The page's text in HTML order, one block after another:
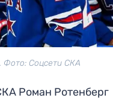
Фото: Соцсети СКА
Роман Ротенберг